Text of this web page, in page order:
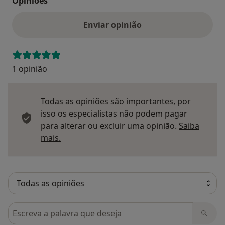
Enviar opinião
1 opinião
Todas as opiniões são importantes, por
isso os especialistas não podem pagar
para alterar ou excluir uma opinião. Saiba
mais.
Pesquisar em opiniões